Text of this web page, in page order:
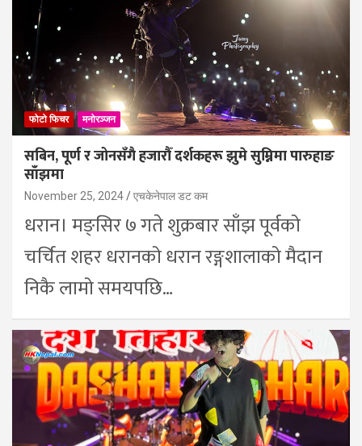
फोटो फिचर मनोरञ्जन
सबिन, पूर्ण र जोनसँगै हजारौँ दर्शकहरू झुमे सुम्निमा पारुहाङ
साँझमा
November 25, 2024 एचकेनेपाल डट कम
धरान। मङ्सिर ७ गते शुक्रबार साँझ पूर्वको
चर्चित शहर धरानको धरान रङ्गशालाको मैदान
निकै लामो समयपछि…